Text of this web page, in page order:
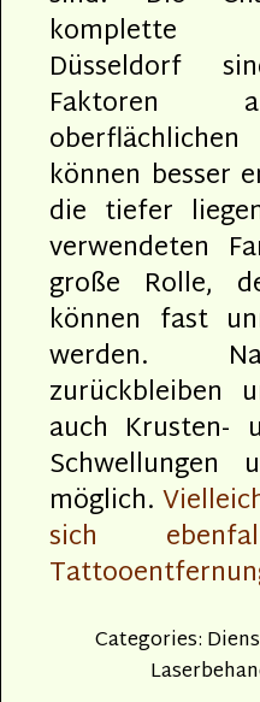
komplette
Düsseldorf
Faktoren
können besser
die tiefer
verwendeten
große Rolle,
können fast
werden.
zurückbleiben
auch Krusten-
Schwellungen
möglich.
sich
Categories: